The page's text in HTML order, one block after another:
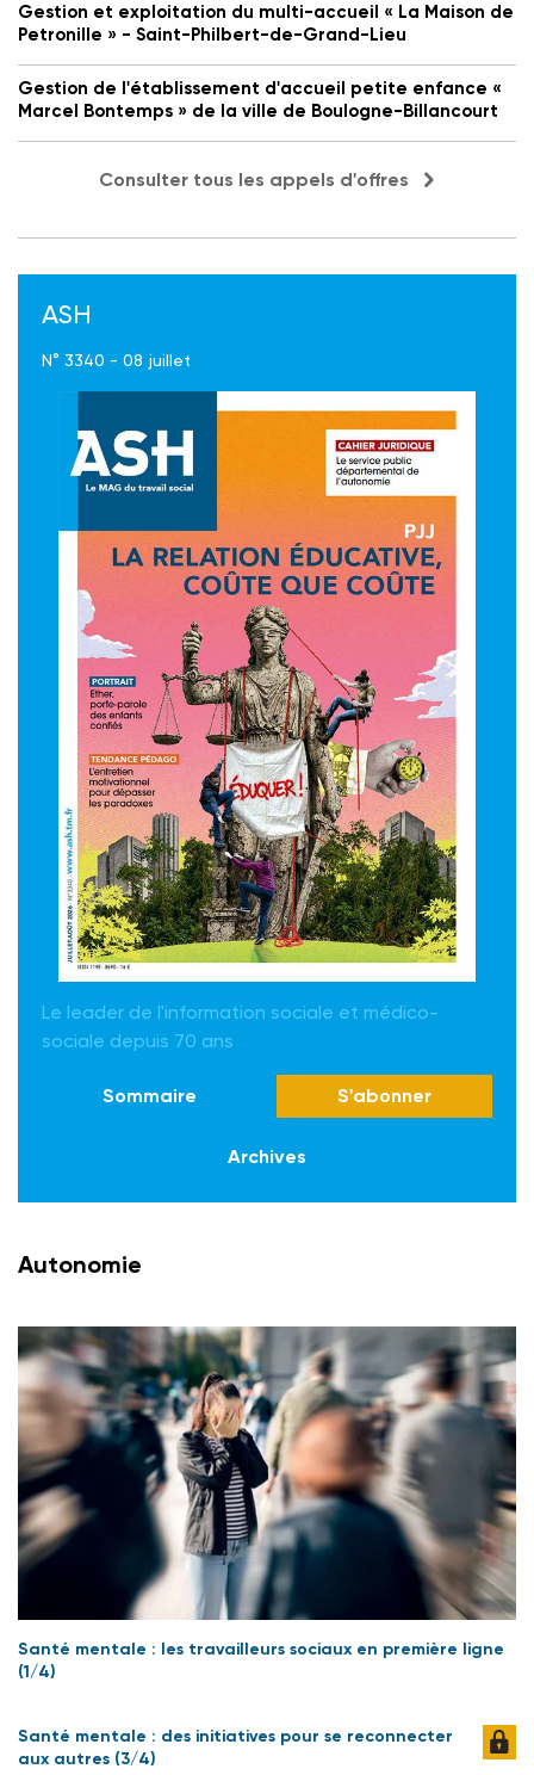
Gestion et exploitation du multi-accueil « La Maison de
Petronille » - Saint-Philbert-de-Grand-Lieu
Gestion de l'établissement d'accueil petite enfance «
Marcel Bontemps » de la ville de Boulogne-Billancourt
Consulter tous les appels d'offres
ASH
N° 3340 - 08 juillet
Le leader de l'information sociale et médico-
sociale depuis 70 ans
Sommaire S'abonner
Archives
Autonomie
Santé mentale : les travailleurs sociaux en première ligne
(1/4)
Santé mentale : des initiatives pour se reconnecter
aux autres (3/4)